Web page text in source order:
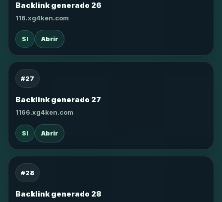
Backlink generado 26
116.xg4ken.com
SI Abrir
#27
Backlink generado 27
1166.xg4ken.com
SI Abrir
#28
Backlink generado 28